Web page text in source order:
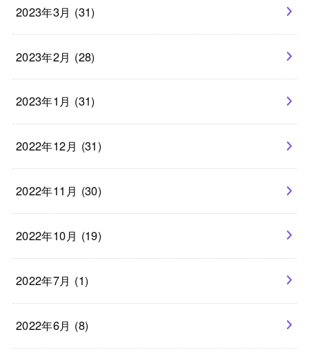
2023年3月 (31)
2023年2月 (28)
2023年1月 (31)
2022年12月 (31)
2022年11月 (30)
2022年10月 (19)
2022年7月 (1)
2022年6月 (8)